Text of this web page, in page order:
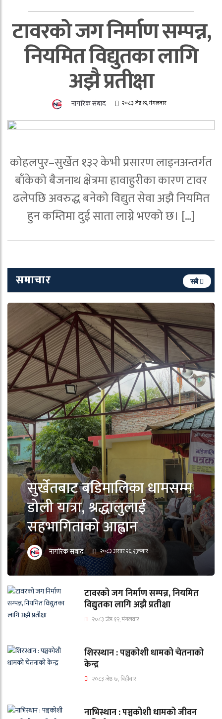
टावरको जग निर्माण सम्पन्न,
नियमित विद्युतका लागि
अझै प्रतीक्षा
नागरिक संबाद २०८३ जेष्ठ १२, मंगलवार
कोहलपुर–सुर्खेत १३२ केभी प्रसारण लाइनअन्तर्गत
बाँकेको बैजनाथ क्षेत्रमा हावाहुरीका कारण टावर
ढलेपछि अवरुद्ध बनेको विद्युत सेवा अझै नियमित
हुन कम्तिमा दुई साता लाग्ने भएको छ। […]
समाचार सबै
सुर्खेतबाट बडिमालिका धामसम्म
डोली यात्रा, श्रद्धालुलाई
सहभागिताको आह्वान
नागरिक संबाद २०८३ असार २६, शुक्रबार
टावरको जग निर्माण सम्पन्न, नियमित
विद्युतका लागि अझै प्रतीक्षा
२०८३ जेष्ठ १२, मंगलवार
शिरस्थान : पञ्चकोशी धामको चेतनाको
केन्द्र
२०८३ जेष्ठ ७, बिहीबार
नाभिस्थान : पञ्चकोशी धामको जीवन